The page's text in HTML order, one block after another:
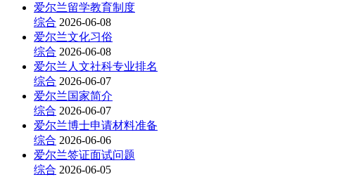
爱尔兰留学教育制度
综合 2026-06-08
爱尔兰文化习俗
综合 2026-06-08
爱尔兰人文社科专业排名
综合 2026-06-07
爱尔兰国家简介
综合 2026-06-07
爱尔兰博士申请材料准备
综合 2026-06-06
爱尔兰签证面试问题
综合 2026-06-05